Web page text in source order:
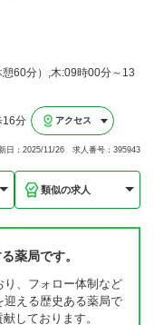
60分）,木:09時00分～13
16分 アクセス
日：2025/11/26 求人番号：395943
類似の求人
薬局です。
、フォロー体制など
迎える歴史ある薬局で
しております。